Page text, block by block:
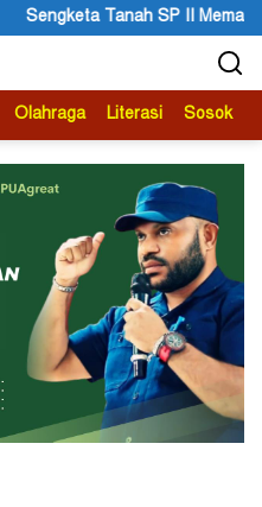
Pengadilan Negeri
Olahraga Literasi Sosok